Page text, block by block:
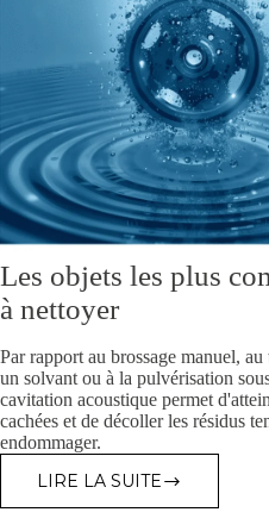
Les objets les plus
à nettoyer
Par rapport au brossage manuel, au
un solvant ou à la pulvérisation
cavitation acoustique permet
cachées et de décoller les résidus
endommager.
LIRE LA SUITE
LES
OBJETS